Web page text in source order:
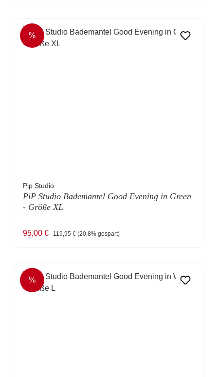
RABATT
%
Pip Studio
PiP Studio Bademantel Good Evening in Green
- Größe XL
Verkaufspreis:
95,00 € Regulärer Preis:
119,95 € (20.8% gespart)
RABATT
%